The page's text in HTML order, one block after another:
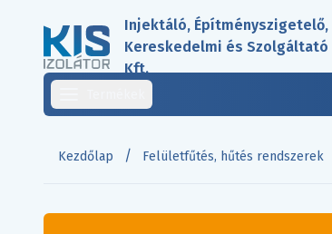
Injektáló, Építményszigetelő,
Kereskedelmi és Szolgáltató
Kft.
Kezdőlap / Felületfűtés, hűtés rendszerek